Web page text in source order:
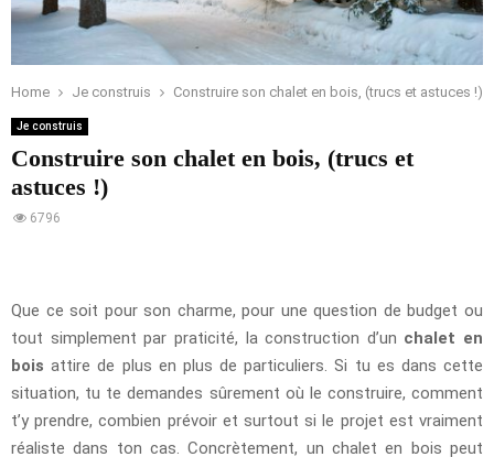
Home Je construis Construire son chalet en bois, (trucs et astuces !)
Je construis
Construire son chalet en bois, (trucs et
astuces !)
6796
Que ce soit pour son charme, pour une question de budget ou
tout simplement par praticité, la construction d’un chalet en
bois attire de plus en plus de particuliers. Si tu es dans cette
situation, tu te demandes sûrement où le construire, comment
t’y prendre, combien prévoir et surtout si le projet est vraiment
réaliste dans ton cas. Concrètement, un chalet en bois peut